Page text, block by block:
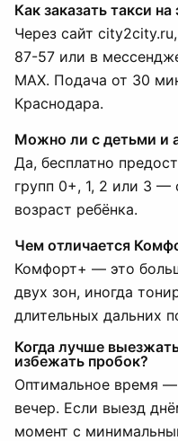
Как заказать такси
Через сайт
87-57 или в
MAX. Подача от 30
Краснодара.
Можно ли с детьми и
Да, бесплатно
групп 0+, 1, 2 или 3 —
возраст ребёнка.
Чем отличается
Комфорт+ — это
двух зон, иногда
длительных дальних
Когда лучше
избежать пробок?
Оптимальное время
вечер. Если выезд
момент с